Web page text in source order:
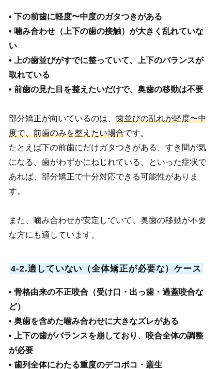
• 下の前歯に軽度〜中度のガタつきがある
• 噛み合わせ（上下の歯の接触）が大きく乱れていな
い
• 上の歯並びがすでに整っていて、上下のバランスが
取れている
• 前歯の見た目を整えたいだけで、奥歯の移動は不要
部分矯正が向いているのは、 歯並びの乱れが軽度〜中
度で、前歯のみを整えたい場合です。
たとえば下の前歯にだけガタつきがある、すき間が気
になる、歯がわずかにねじれている、といった症状で
あれば、部分矯正で十分対応できる可能性がありま
す。
また、噛み合わせが安定していて、奥歯の移動が不要
な方にも適しています。
4-2.適していない（全体矯正が必要な）ケース
• 骨格由来の不正咬合（受け口・出っ歯・過蓋咬合な
ど）
• 奥歯を含めた噛み合わせに大きなズレがある
• 上下の歯がバランスを崩しており、咬合全体の調整
が必要
• 歯列全体にわたる重度のデコボコ・叢生